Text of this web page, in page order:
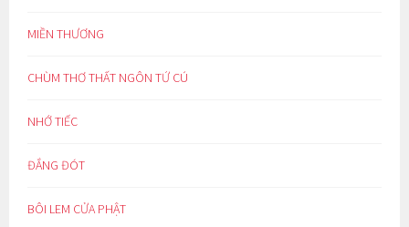
MIỀN THƯƠNG
CHÙM THƠ THẤT NGÔN TỨ CÚ
NHỚ TIẾC
ĐẮNG ĐÓT
BÔI LEM CỬA PHẬT